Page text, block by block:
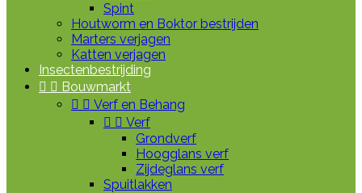
Spint
Houtworm en Boktor bestrijden
Marters verjagen
Katten verjagen
Insectenbestrijding
  Bouwmarkt
  Verf en Behang
  Verf
Grondverf
Hoogglans verf
Zijdeglans verf
Spuitlakken